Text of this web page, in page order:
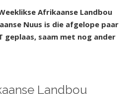
Afrikaanse Landbou
Nuus is die afgelope paar
geplaas, saam met nog ander
Landbou